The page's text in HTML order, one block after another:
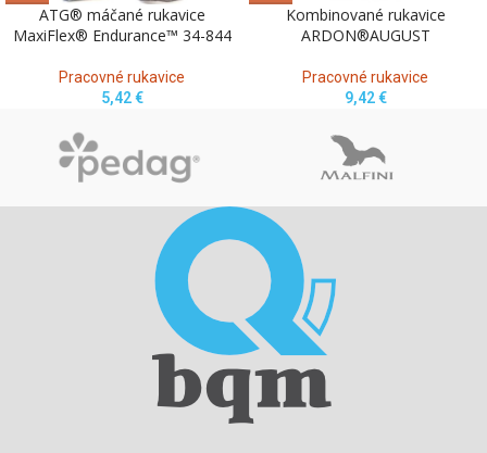
ATG® máčané rukavice
MaxiFlex® Endurance™ 34-844
Pracovné rukavice
5,42€
Kombinované rukavice
ARDON®AUGUST
Pracovné rukavice
9,42€